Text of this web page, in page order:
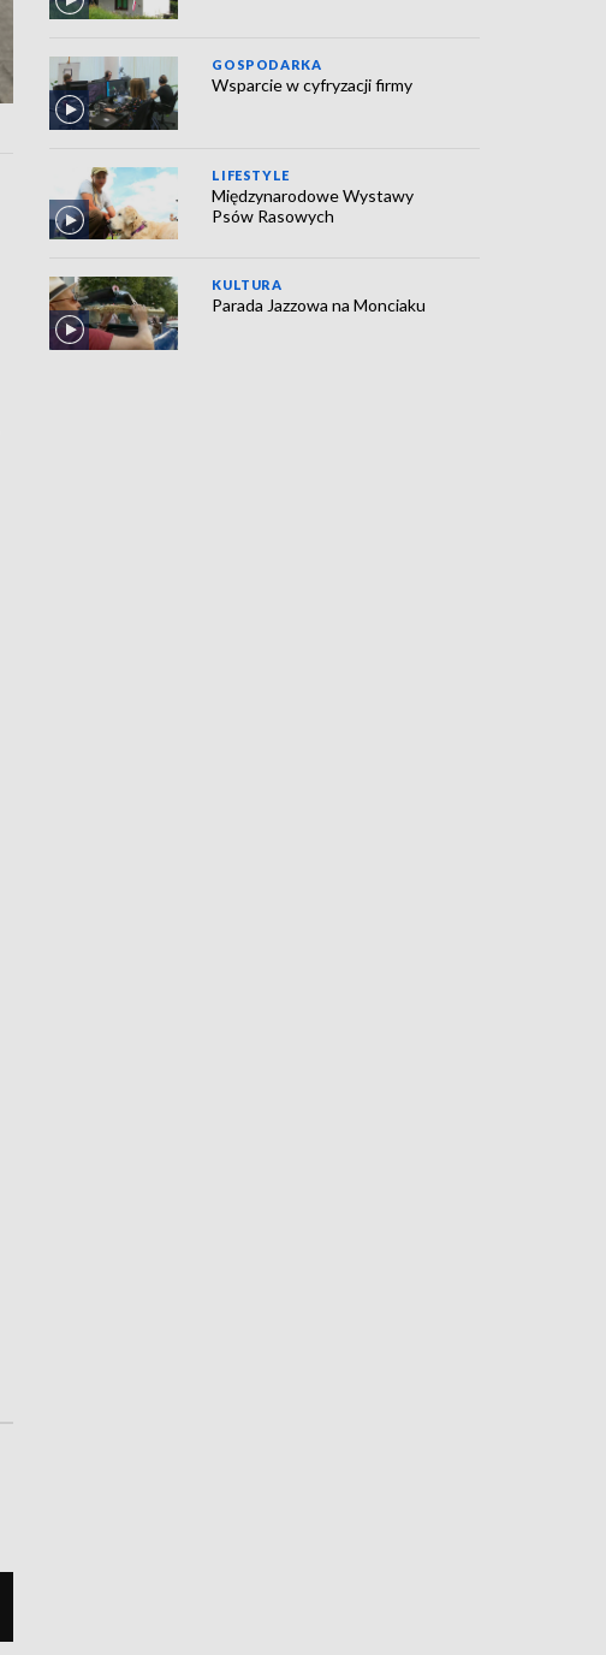
GOSPODARKA
Wsparcie w cyfryzacji firmy
LIFESTYLE
Międzynarodowe Wystawy
Psów Rasowych
KULTURA
Parada Jazzowa na Monciaku